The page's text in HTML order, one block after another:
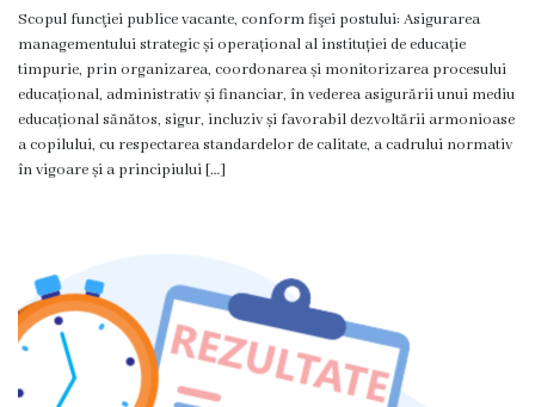
Scopul funcţiei publice vacante, conform fişei postului: Asigurarea
managementului strategic și operațional al instituției de educație
timpurie, prin organizarea, coordonarea și monitorizarea procesului
educațional, administrativ și financiar, în vederea asigurării unui mediu
educațional sănătos, sigur, incluziv și favorabil dezvoltării armonioase
a copilului, cu respectarea standardelor de calitate, a cadrului normativ
în vigoare și a principiului […]